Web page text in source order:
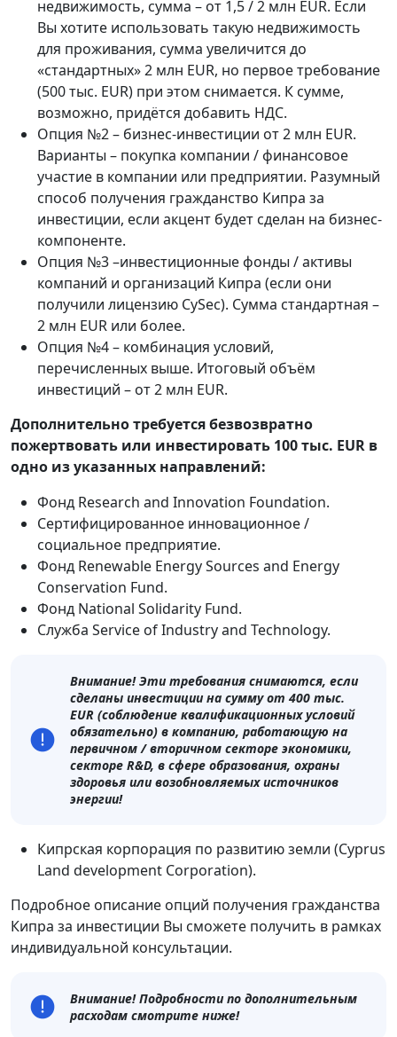
недвижимость, сумма – от 1,5 / 2 млн EUR. Если
Вы хотите использовать такую недвижимость
для проживания, сумма увеличится до
«стандартных» 2 млн EUR, но первое требование
(500 тыс. EUR) при этом снимается. К сумме,
возможно, придётся добавить НДС.
Опция №2 – бизнес-инвестиции от 2 млн EUR.
Варианты – покупка компании / финансовое
участие в компании или предприятии. Разумный
способ получения гражданство Кипра за
инвестиции, если акцент будет сделан на бизнес-
компоненте.
Опция №3 –инвестиционные фонды / активы
компаний и организаций Кипра (если они
получили лицензию CySec). Сумма стандартная –
2 млн EUR или более.
Опция №4 – комбинация условий,
перечисленных выше. Итоговый объём
инвестиций – от 2 млн EUR.
Дополнительно требуется безвозвратно
пожертвовать или инвестировать 100 тыс. EUR в
одно из указанных направлений:
Фонд Research and Innovation Foundation.
Сертифицированное инновационное /
социальное предприятие.
Фонд Renewable Energy Sources and Energy
Conservation Fund.
Фонд National Solidarity Fund.
Служба Service of Industry and Technology.
Внимание! Эти требования снимаются, если
сделаны инвестиции на сумму от 400 тыс.
EUR (соблюдение квалификационных условий
обязательно) в компанию, работающую на
первичном / вторичном секторе экономики,
секторе R&D, в сфере образования, охраны
здоровья или возобновляемых источников
энергии!
Кипрская корпорация по развитию земли (Cyprus
Land development Corporation).
Подробное описание опций получения гражданства
Кипра за инвестиции Вы сможете получить в рамках
индивидуальной консультации.
Внимание! Подробности по дополнительным
расходам смотрите ниже!